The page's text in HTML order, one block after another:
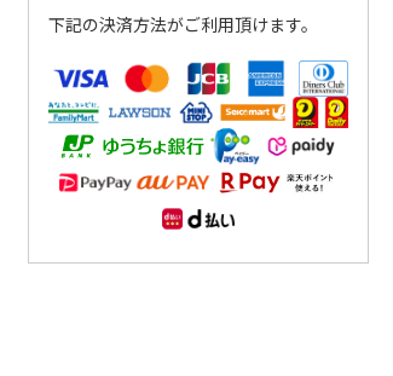
下記の決済方法がご利用頂けます。